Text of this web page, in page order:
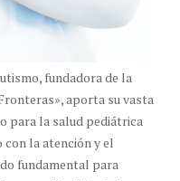
fundadora de la
aporta su vasta
para la salud pediátrica
con la atención y el
fundamental para